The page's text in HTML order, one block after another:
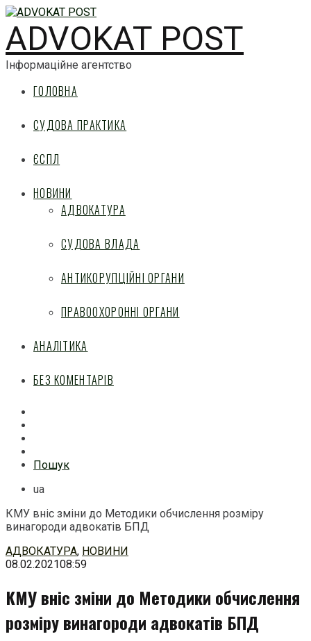
ADVOKAT POST
Інформаційне агентство
ГОЛОВНА
СУДОВА ПРАКТИКА
ЄСПЛ
НОВИНИ
АДВОКАТУРА
СУДОВА ВЛАДА
АНТИКОРУПЦІЙНІ ОРГАНИ
ПРАВООХОРОННІ ОРГАНИ
АНАЛІТИКА
БЕЗ КОМЕНТАРІВ
Пошук
ua
КМУ вніс зміни до Методики обчислення розміру
винагороди адвокатів БПД
Перейти
до
АДВОКАТУРА, НОВИНИ
08.02.202108:59
КМУ вніс зміни до Методики обчислення
розміру винагороди адвокатів БПД